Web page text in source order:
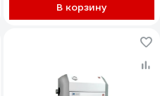
В корзину